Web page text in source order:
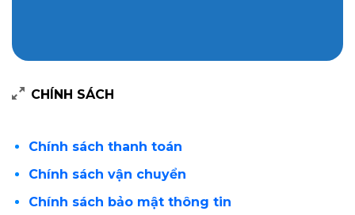
CHÍNH SÁCH
Chính sách thanh toán
Chính sách vận chuyển
Chính sách bảo mật thông tin